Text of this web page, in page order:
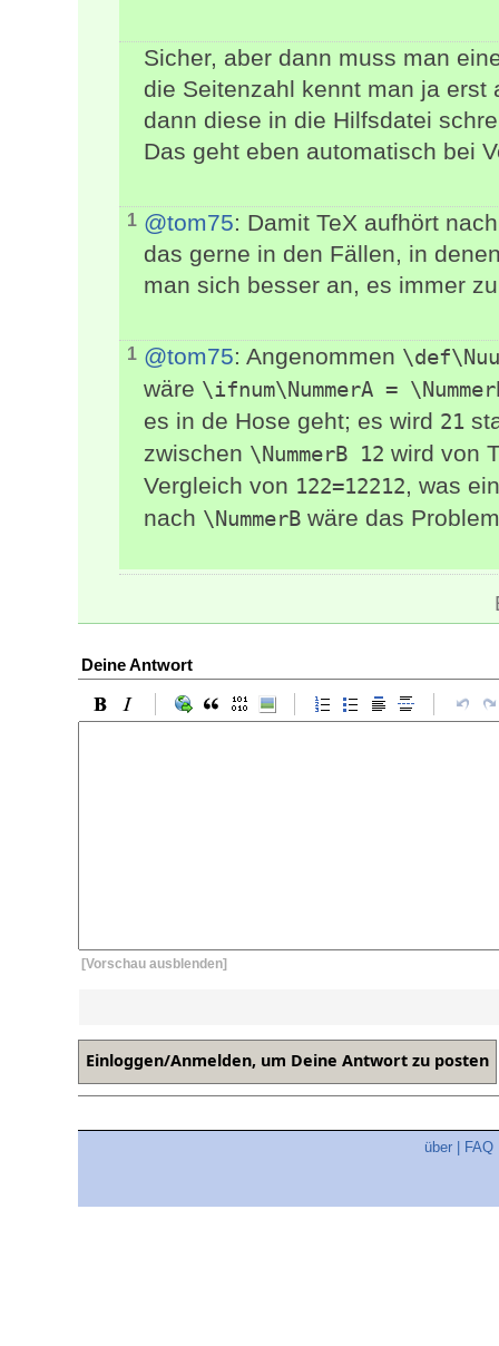
Sicher, aber dann muss man
die Seitenzahl kennt man ja
dann diese in die Hilfsdatei
Das geht eben automatisch bei
1 @tom75: Damit TeX aufhört
das gerne in den Fällen, in
man sich besser an, es immer
1 @tom75: Angenommen
wäre \ifnum\NummerA =
es in de Hose geht; es wird 21
zwischen \NummerB 12 wird von
Vergleich von 122=12212, was
nach \NummerB wäre das
Deine Antwort
[Vorschau ausblenden]
über FAQ